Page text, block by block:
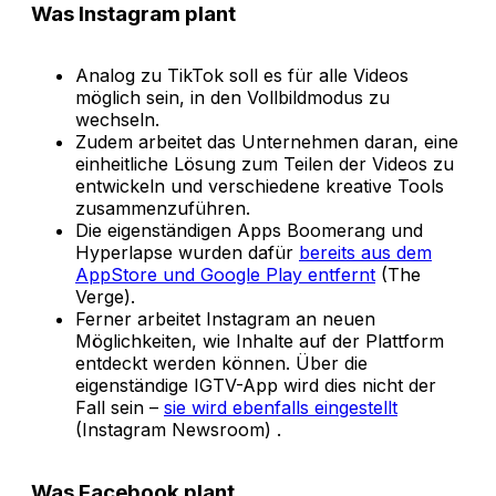
Was Instagram plant
Analog zu TikTok soll es für alle Videos
möglich sein, in den Vollbildmodus zu
wechseln.
Zudem arbeitet das Unternehmen daran, eine
einheitliche Lösung zum Teilen der Videos zu
entwickeln und verschiedene kreative Tools
zusammenzuführen.
Die eigenständigen Apps Boomerang und
Hyperlapse wurden dafür bereits aus dem
AppStore und Google Play entfernt (The
Verge).
Ferner arbeitet Instagram an neuen
Möglichkeiten, wie Inhalte auf der Plattform
entdeckt werden können. Über die
eigenständige IGTV-App wird dies nicht der
Fall sein – sie wird ebenfalls eingestellt
(Instagram Newsroom) .